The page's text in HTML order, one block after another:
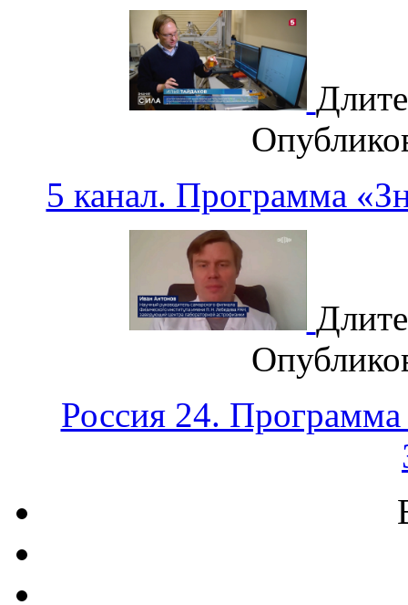
5 канал. Программа
Россия 24.